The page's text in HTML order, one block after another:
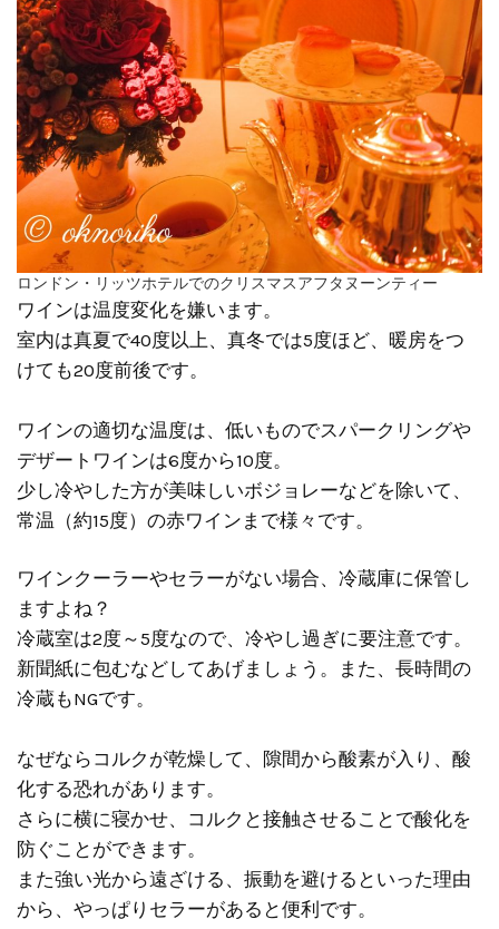
ロンドン・リッツホテルでのクリスマスアフタヌーンティー
ワインは温度変化を嫌います。
室内は真夏で40度以上、真冬では5度ほど、暖房をつ
けても20度前後です。
ワインの適切な温度は、低いものでスパークリングや
デザートワインは6度から10度。
少し冷やした方が美味しいボジョレーなどを除いて、
常温（約15度）の赤ワインまで様々です。
ワインクーラーやセラーがない場合、冷蔵庫に保管し
ますよね？
冷蔵室は2度～5度なので、冷やし過ぎに要注意です。
新聞紙に包むなどしてあげましょう。また、長時間の
冷蔵もNGです。
なぜならコルクが乾燥して、隙間から酸素が入り、酸
化する恐れがあります。
さらに横に寝かせ、コルクと接触させることで酸化を
防ぐことができます。
また強い光から遠ざける、振動を避けるといった理由
から、やっぱりセラーがあると便利です。